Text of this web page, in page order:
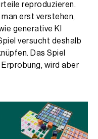
reproduzieren.
erst verstehen,
generative KI
versucht deshalb
Das Spiel
wird aber